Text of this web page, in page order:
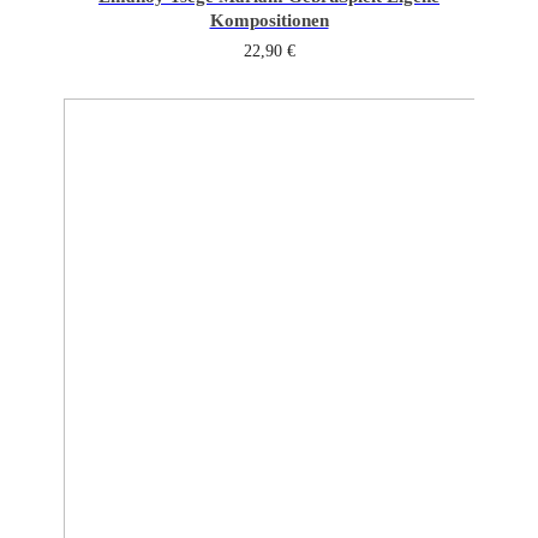
Kompositionen
22,90 €